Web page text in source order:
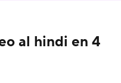
al hindi en 4